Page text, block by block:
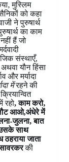
मुस्लिम
को कहा
ने पुरुषार्थ
का काम
हैं जो
संस्थाएँ,
यौन हिंसा
और मर्यादा
मेंरहने की
रहो, काम करो,
लौट आओ,अंधेरे में
जुलना, बात
उसके साथ
जाता
की